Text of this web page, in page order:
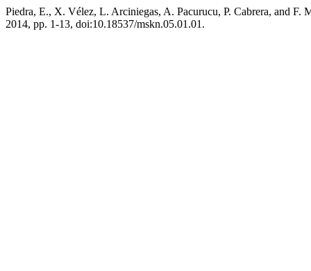
Piedra, E., X. Vélez, L. Arciniegas, A. Pacurucu, P. Cabrera, and F.
2014, pp. 1-13, doi:10.18537/mskn.05.01.01.